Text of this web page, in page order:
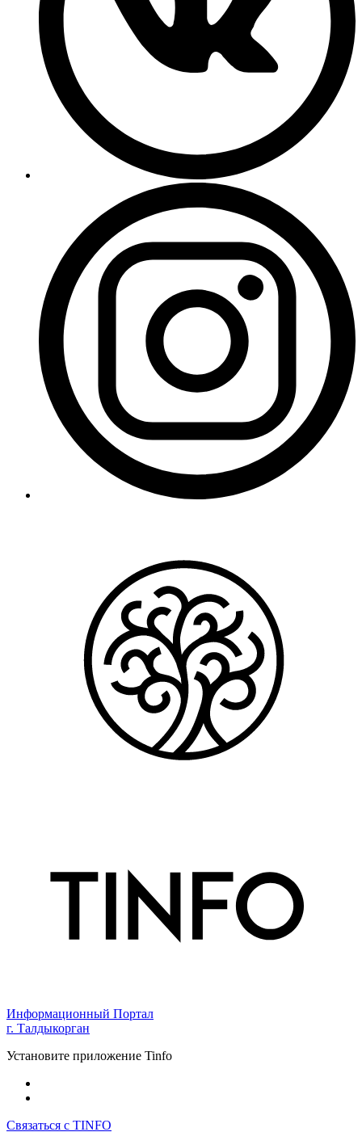
Информационный Портал
г. Талдыкорган
Установите приложение Tinfo
Связаться с TINFO